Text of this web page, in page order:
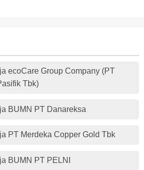
ecoCare Group Company (PT
Tbk)
BUMN PT Danareksa
PT Merdeka Copper Gold Tbk
BUMN PT PELNI